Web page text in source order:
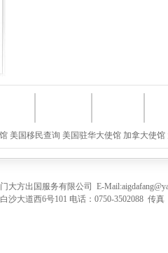
美国移民查询 美国驻华大使馆 加拿大使馆
大方出国服务有限公司 E-Mail:
沙大道西6号101 电话：0750-3502088 传真